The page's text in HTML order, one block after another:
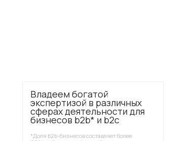
FMCG ИТ Промышленность